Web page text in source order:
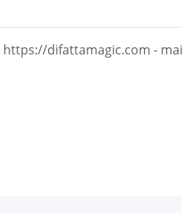
https://difattamagic.com -